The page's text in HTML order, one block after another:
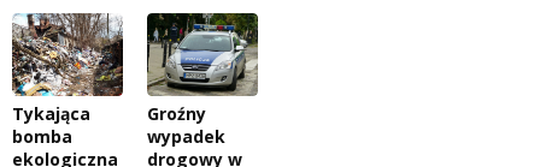
Tykająca
bomba
ekologiczna
Groźny
wypadek
drogowy w